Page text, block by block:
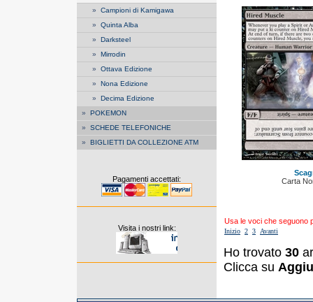
» Campioni di Kamigawa
» Quinta Alba
» Darksteel
» Mirrodin
» Ottava Edizione
» Nona Edizione
» Decima Edizione
» POKEMON
» SCHEDE TELEFONICHE
» BIGLIETTI DA COLLEZIONE ATM
Pagamenti accettati:
Visita i nostri link:
Carta
Usa le voci che seguono
Inizio 2 3 Avanti
Ho trovato 30
Clicca su